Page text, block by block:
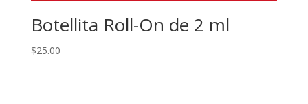
Botellita Roll-On de 2 ml
$25.00